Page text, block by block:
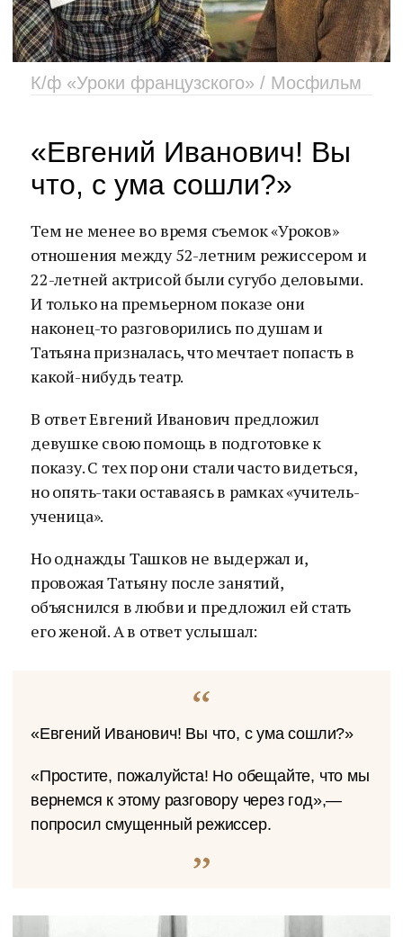
К/ф «Уроки французского» / Мосфильм
«Евгений Иванович! Вы
что, с ума сошли?»
Тем не менее во время съемок «Уроков»
отношения между 52-летним режиссером и
22-летней актрисой были сугубо деловыми.
И только на премьерном показе они
наконец-то разговорились по душам и
Татьяна призналась, что мечтает попасть в
какой-нибудь театр.
В ответ Евгений Иванович предложил
девушке свою помощь в подготовке к
показу. С тех пор они стали часто видеться,
но опять-таки оставаясь в рамках «учитель-
ученица».
Но однажды Ташков не выдержал и,
провожая Татьяну после занятий,
объяснился в любви и предложил ей стать
его женой. А в ответ услышал:
«Евгений Иванович! Вы что, с ума сошли?»
«Простите, пожалуйста! Но обещайте, что мы
вернемся к этому разговору через год»,—
попросил смущенный режиссер.